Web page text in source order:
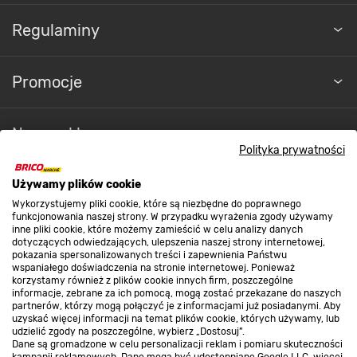
Polityka prywatności
Używamy plików cookie
Wykorzystujemy pliki cookie, które są niezbędne do poprawnego
funkcjonowania naszej strony. W przypadku wyrażenia zgody używamy
inne pliki cookie, które możemy zamieścić w celu analizy danych
dotyczących odwiedzających, ulepszenia naszej strony internetowej,
pokazania spersonalizowanych treści i zapewnienia Państwu
wspaniałego doświadczenia na stronie internetowej. Ponieważ
korzystamy również z plików cookie innych firm, poszczególne
informacje, zebrane za ich pomocą, mogą zostać przekazane do naszych
partnerów, którzy mogą połączyć je z informacjami już posiadanymi. Aby
uzyskać więcej informacji na temat plików cookie, których używamy, lub
udzielić zgody na poszczególne, wybierz „Dostosuj”.
Dane są gromadzone w celu personalizacji reklam i pomiaru skuteczności
Płytki
podłogowe
Regulaminy
Promocje
Nasze sklepy
O nas
Kontakt do sklepu
Strefa biznesu
Dołącz do nas